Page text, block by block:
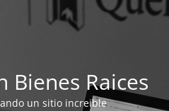
Bienes Raices
un sitio increible